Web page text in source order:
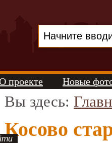
проекте Новые
Вы здесь:
Косово